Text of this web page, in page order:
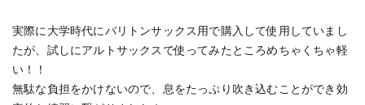
実際に大学時代にバリトンサックス用で購入して使用していまし
たが、試しにアルトサックスで使ってみたところめちゃくちゃ軽
い！！
無駄な負担をかけないので、息をたっぷり吹き込むことができ効